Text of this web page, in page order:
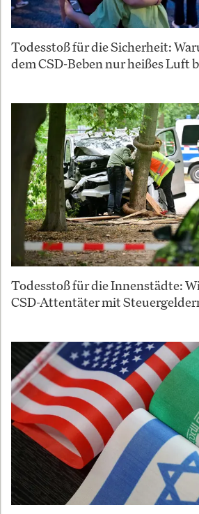
Todesstoß für die Sicherheit:
dem CSD-Beben nur heißes Luft
Todesstoß für die Innenstädte:
CSD-Attentäter mit